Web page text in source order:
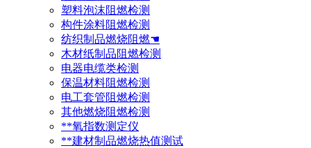
塑料泡沫阻燃检测
构件涂料阻燃检测
纺织制品燃烧阻燃☚
木材纸制品阻燃检测
电器电缆类检测
保温材料阻燃检测
电工套管阻燃检测
其他燃烧阻燃检测
**氧指数测定仪
**建材制品燃烧热值测试